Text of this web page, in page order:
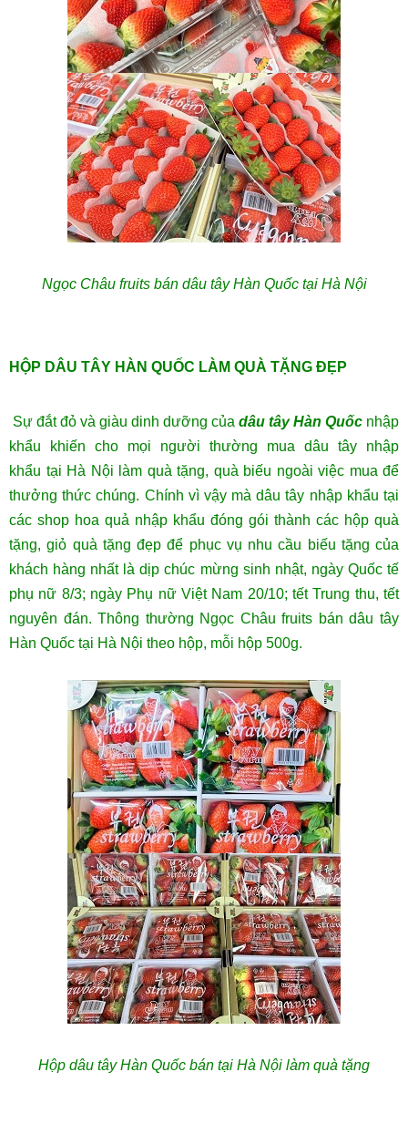
Ngọc Châu fruits bán dâu tây Hàn Quốc tại Hà Nội
HỘP DÂU TÂY HÀN QUỐC LÀM QUÀ TẶNG ĐẸP
Sự đắt đỏ và giàu dinh dưỡng của dâu tây Hàn Quốc nhập
khẩu khiến cho mọi người thường mua dâu tây nhập
khẩu tại Hà Nội làm quà tặng, quà biếu ngoài việc mua để
thưởng thức chúng. Chính vì vậy mà dâu tây nhập khẩu tại
các shop hoa quả nhập khẩu đóng gói thành các hộp quà
tặng, giỏ quà tặng đẹp để phục vụ nhu cầu biếu tặng của
khách hàng nhất là dịp chúc mừng sinh nhật, ngày Quốc tế
phụ nữ 8/3; ngày Phụ nữ Việt Nam 20/10; tết Trung thu, tết
nguyên đán. Thông thường Ngọc Châu fruits bán dâu tây
Hàn Quốc tại Hà Nội theo hộp, mỗi hộp 500g.
Hộp dâu tây Hàn Quốc bán tại Hà Nội làm quà tặng